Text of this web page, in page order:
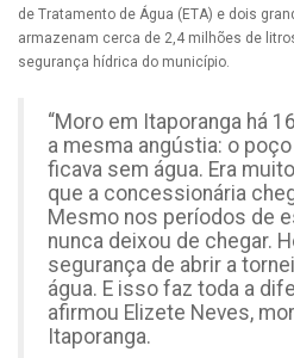
de Tratamento de Água (ETA) e dois
armazenam cerca de 2,4 milhões de
segurança hídrica do município.
“Moro em Itaporanga há
a mesma angústia: o
ficava sem água. Era
que a concessionária
Mesmo nos períodos de
nunca deixou de chegar.
segurança de abrir a
água. E isso faz toda a
afirmou Elizete Neves,
Itaporanga.